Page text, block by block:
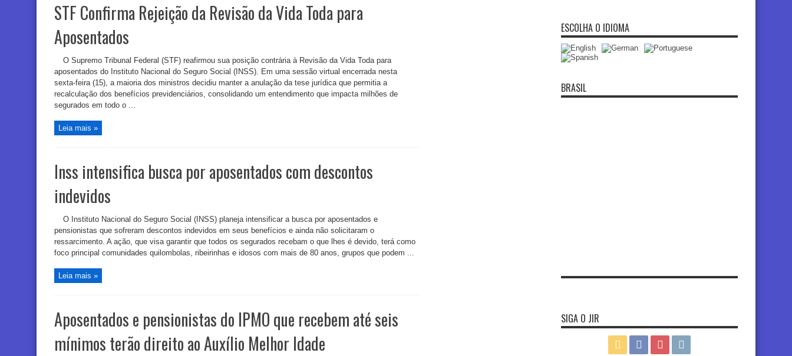
STF Confirma Rejeição da Revisão da Vida Toda para
Aposentados
O Supremo Tribunal Federal (STF) reafirmou sua posição contrária à Revisão da Vida Toda para
aposentados do Instituto Nacional do Seguro Social (INSS). Em uma sessão virtual encerrada nesta
sexta-feira (15), a maioria dos ministros decidiu manter a anulação da tese jurídica que permitia a
recalculação dos benefícios previdenciários, consolidando um entendimento que impacta milhões de
segurados em todo o ...
Leia mais »
Inss intensifica busca por aposentados com descontos
indevidos
O Instituto Nacional do Seguro Social (INSS) planeja intensificar a busca por aposentados e
pensionistas que sofreram descontos indevidos em seus benefícios e ainda não solicitaram o
ressarcimento. A ação, que visa garantir que todos os segurados recebam o que lhes é devido, terá como
foco principal comunidades quilombolas, ribeirinhas e idosos com mais de 80 anos, grupos que podem ...
Leia mais »
Aposentados e pensionistas do IPMO que recebem até seis
mínimos terão direito ao Auxílio Melhor Idade
ESCOLHA O IDIOMA
BRASIL
SIGA O JIR